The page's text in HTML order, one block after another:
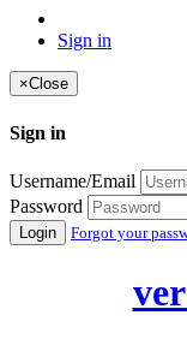
Sign in
×Close
Sign in
Username/Email
Password
Login Forgot your